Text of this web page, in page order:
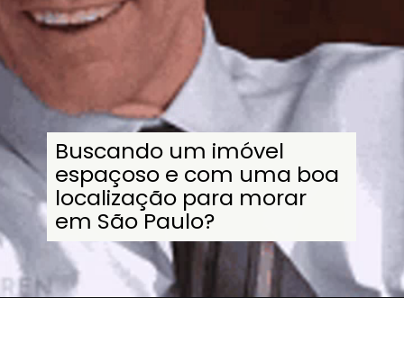
Buscando um imóvel
espaçoso e com uma boa
localização para morar
em São Paulo?